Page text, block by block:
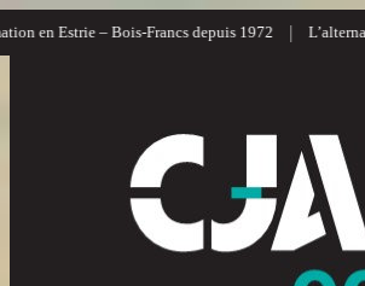
Francs depuis 1972 | L’alternative musicale